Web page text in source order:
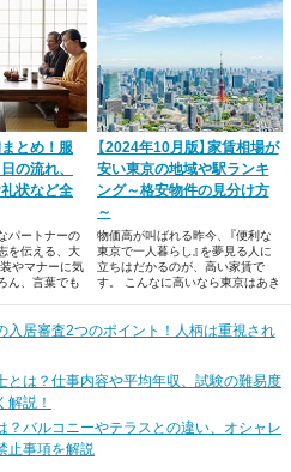
とめ！服
の流れ、
状など全
パートナーの
を伝える、大
やマナーに気
ん、言葉でも
介する場合に
てあたたかく
いところで
【2024年10月版】家賃相場が
安い東京の地域や駅ランキ
ング～格安物件の見分け方
～
物価高が叫ばれる昨今、『便利な
東京で一人暮らし』を夢見る人に
立ちはだかるのが、高い家賃で
す。 こんなに高いなら東京はあき
家賃が高いイメージがあります
す。
入居審査2つのポイント！人柄は重視され
とは？仕事内容や平均年収、試験の難易度
解説！
？バルコニーやテラスとの違い、オシャレ
止事項を解説